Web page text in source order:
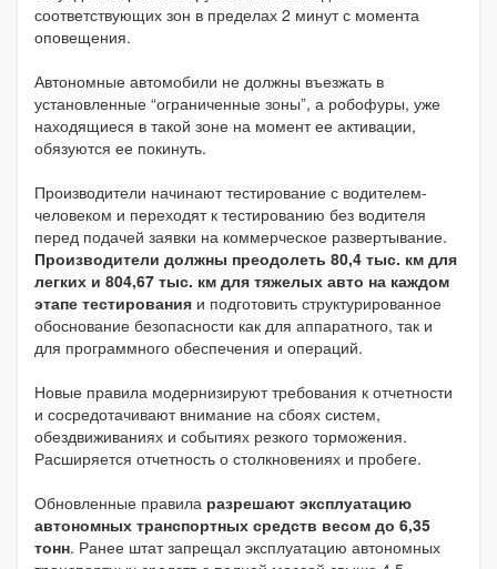
соответствующих зон в пределах 2 минут с момента
оповещения.
Автономные автомобили не должны въезжать в
установленные “ограниченные зоны”, а робофуры, уже
находящиеся в такой зоне на момент ее активации,
обязуются ее покинуть.
Производители начинают тестирование с водителем-
человеком и переходят к тестированию без водителя
перед подачей заявки на коммерческое развертывание.
Производители должны преодолеть 80,4 тыс. км для
легких и 804,67 тыс. км для тяжелых авто на каждом
этапе тестирования и подготовить структурированное
обоснование безопасности как для аппаратного, так и
для программного обеспечения и операций.
Новые правила модернизируют требования к отчетности
и сосредотачивают внимание на сбоях систем,
обездвиживаниях и событиях резкого торможения.
Расширяется отчетность о столкновениях и пробеге.
Обновленные правила разрешают эксплуатацию
автономных транспортных средств весом до 6,35
тонн. Ранее штат запрещал эксплуатацию автономных